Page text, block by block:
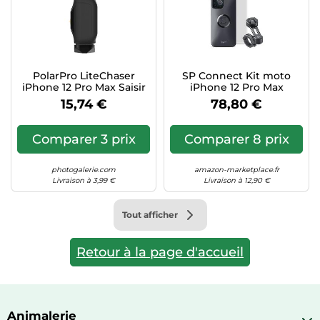
Taille-haies
Techniques de mesure
Tondeuses
Tronçonneuses
Tuyaux d'arrosage
Éclairage
Informatique
Jeux électroniques
Lave-linge
Machines à coudre
Montres connectées
Objectifs photo
Plaques de cuisson
Reflex numériques
Robots de cuisine
Réfrigérateurs
Sèche-linge
Vélos biking
Vêtements de sport
Équipement outdoor
PolarPro LiteChaser
iPhone 12 Pro Max Saisir
15,74 €
Comparer 3 prix
photogalerie.com
Livraison à 3,99 €
SP Connect Kit moto
iPhone 12 Pro Max
78,80 €
Comparer 8 prix
amazon-marketplace.fr
Livraison à 12,90 €
Tout afficher
Retour à la page d'accueil
Animalerie